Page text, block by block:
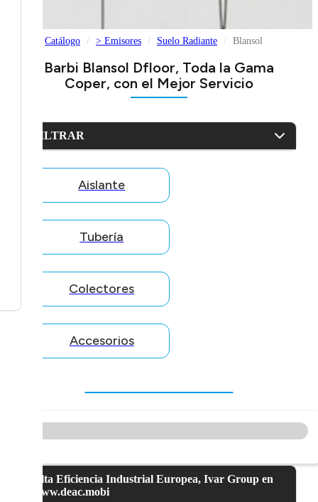
Catálogo > Emisores Suelo Radiante Blansol
Barbi Blansol Dfloor, Toda la Gama
Coper, con el Mejor Servicio
FILTRAR
Aislante
Tubería
Colectores
Accesorios
Alta Eficiencia Industrial Europea, Ivar Group en
www.deac.mobi